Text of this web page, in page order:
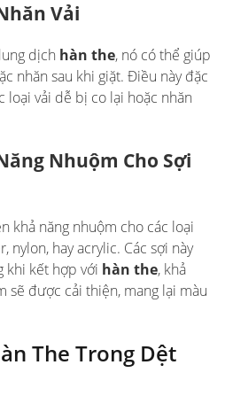
Vải
dịch hàn the, nó có thể giúp
nhăn sau khi giặt. Điều này đặc
loại vải dễ bị co lại hoặc nhăn
Nhuộm Cho Sợi
khả năng nhuộm cho các loại
nylon, hay acrylic. Các sợi này
khi kết hợp với hàn the, khả
sẽ được cải thiện, mang lại màu
The Trong Dệt